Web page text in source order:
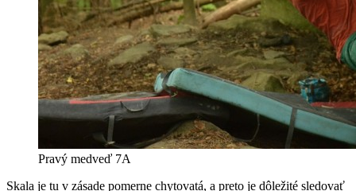
Pravý medveď 7A
Skala je tu v zásade pomerne chytovatá, a preto je dôležité sledovať